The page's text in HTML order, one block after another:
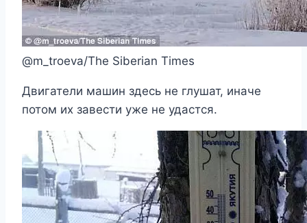
@m_troeva/The Siberian Times
Двигатели машин здесь не глушат, иначе
потом их завести уже не удастся.